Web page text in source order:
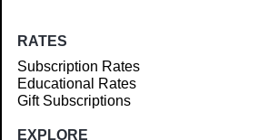
RATES
Subscription Rates
Educational Rates
Gift Subscriptions
EXPLORE